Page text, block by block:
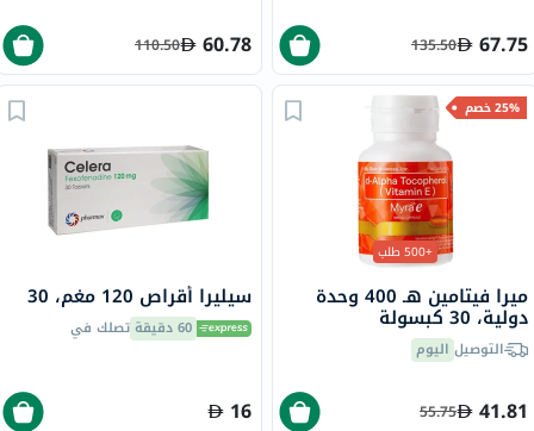
67.75
135.50
60.78
110.50
25% خصم
+500 طلب
ميرا فيتامين هـ 400 وحدة
دولية، 30 كبسولة
التوصيل اليوم
41.81
55.75
سيليرا أقراص 120 مغم، 30
60 دقيقة تصلك في
16